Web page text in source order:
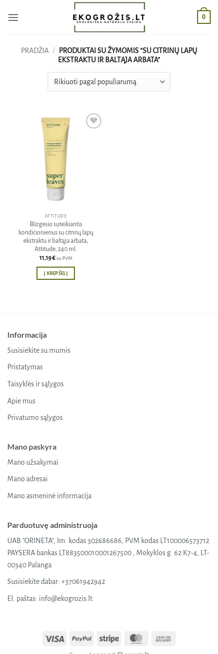
0
PRADŽIA /
PRODUKTAI SU ŽYMOMIS “SU CITRINŲ LAPŲ
EKSTRAKTU IR BALTĄJA ARBATA”
ATTITUDE
Blizgesio suteikiantis
kondicionierius su citrinų lapų
ekstraktu ir baltąja arbata,
Attitude, 240 ml.
11,19€ su PVM
Į KREPŠELĮ
Informacija
Susisiekite su mumis
Pristatymas
Taisyklės ir sąlygos
Apie mus
Privatumo sąlygos
Mano paskyra
Mano užsakymai
Mano adresai
Mano asmeninė informacija
Parduotuvę administruoja
UAB "ORINETA", Im. kodas 302686686, PVM kodas LT100006573712
PAYSERA bankas LT883500010001267500 , Mokyklos g. 62 K7-4, LT-
00340 Palanga
Susisiekite dabar: +37061942942
El. paštas: info@ekogrozis.lt
Visa PayPal Stripe MasterCard